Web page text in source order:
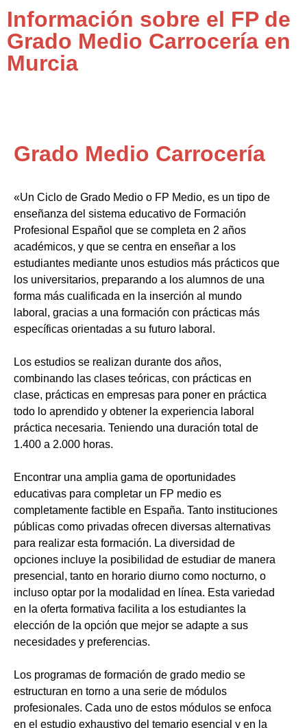
Información sobre el FP de
Grado Medio Carrocería en
Murcia
Grado Medio Carrocería
«Un Ciclo de Grado Medio o FP Medio, es un tipo de
enseñanza del sistema educativo de Formación
Profesional Español que se completa en 2 años
académicos, y que se centra en enseñar a los
estudiantes mediante unos estudios más prácticos que
los universitarios, preparando a los alumnos de una
forma más cualificada en la inserción al mundo
laboral, gracias a una formación con prácticas más
específicas orientadas a su futuro laboral.
Los estudios se realizan durante dos años,
combinando las clases teóricas, con prácticas en
clase, prácticas en empresas para poner en práctica
todo lo aprendido y obtener la experiencia laboral
práctica necesaria. Teniendo una duración total de
1.400 a 2.000 horas.
Encontrar una amplia gama de oportunidades
educativas para completar un FP medio es
completamente factible en España. Tanto instituciones
públicas como privadas ofrecen diversas alternativas
para realizar esta formación. La diversidad de
opciones incluye la posibilidad de estudiar de manera
presencial, tanto en horario diurno como nocturno, o
incluso optar por la modalidad en línea. Esta variedad
en la oferta formativa facilita a los estudiantes la
elección de la opción que mejor se adapte a sus
necesidades y preferencias.
Los programas de formación de grado medio se
estructuran en torno a una serie de módulos
profesionales. Cada uno de estos módulos se enfoca
en el estudio exhaustivo del temario esencial y en la